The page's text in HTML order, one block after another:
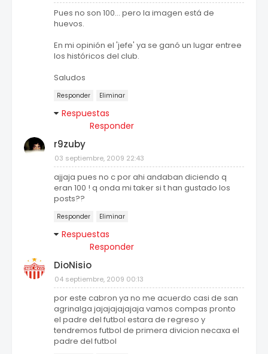
Pues no son 100... pero la imagen está de
huevos.
En mi opinión el 'jefe' ya se ganó un lugar entree
los históricos del club.
Saludos
Responder Eliminar
Respuestas
Responder
r9zuby
03 septiembre, 2009 22:43
ajjaja pues no c por ahi andaban diciendo q
eran 100 ! q onda mi taker si t han gustado los
posts??
Responder Eliminar
Respuestas
Responder
DioNisio
04 septiembre, 2009 00:13
por este cabron ya no me acuerdo casi de san
agrinalga jajajajajajaja vamos compas pronto
el padre del futbol estara de regreso y
tendremos futbol de primera divicion necaxa el
padre del futbol